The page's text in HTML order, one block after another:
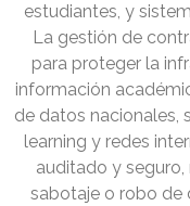
estudiantes, y
La gestión de
para proteger la
información
de datos nacionales,
learning y redes
auditado y
sabotaje o robo de